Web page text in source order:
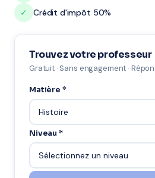
✓
Crédit d'impôt 50%
Trouvez votre professeur
Gratuit · Sans engagement ·
Matière *
Niveau *